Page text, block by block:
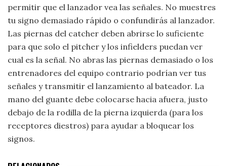
permitir que el lanzador vea las señales. No muestres
tu signo demasiado rápido o confundirás al lanzador.
Las piernas del catcher deben abrirse lo suficiente
para que solo el pitcher y los infielders puedan ver
cual es la señal. No abras las piernas demasiado o los
entrenadores del equipo contrario podrían ver tus
señales y transmitir el lanzamiento al bateador. La
mano del guante debe colocarse hacia afuera, justo
debajo de la rodilla de la pierna izquierda (para los
receptores diestros) para ayudar a bloquear los
signos.